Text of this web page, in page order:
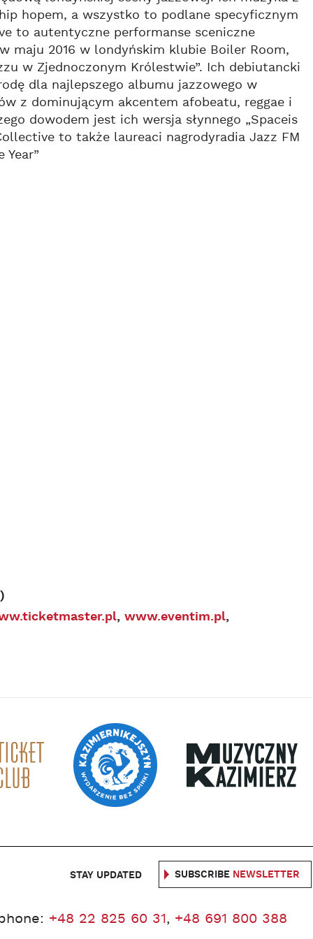
hopem, a wszystko to podlane specyficznym
to autentyczne performanse sceniczne
maju 2016 w londyńskim klubie Boiler Room,
w Zjednoczonym Królestwie”. Ich debiutancki
dla najlepszego albumu jazzowego w
z dominującym akcentem afobeatu, reggae i
dowodem jest ich wersja słynnego „Spaceis
to także laureaci nagrodyradia Jazz FM
, www.eventim.pl,
STAY UPDATED SUBSCRIBE NEWSLETTER
+48 22 825 60 31, +48 691 800 388